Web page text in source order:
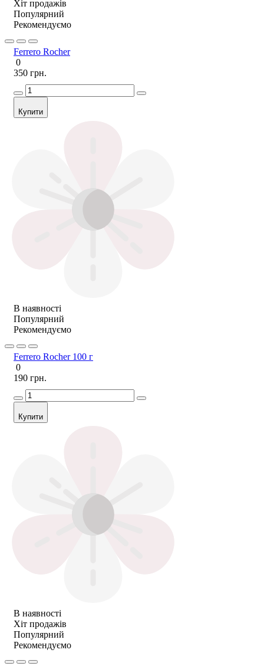
Хіт продажів
Популярний
Рекомендуємо
Ferrero Rocher
0
350 грн.
Купити
В наявності
Популярний
Рекомендуємо
Ferrero Rocher 100 г
0
190 грн.
Купити
В наявності
Хіт продажів
Популярний
Рекомендуємо